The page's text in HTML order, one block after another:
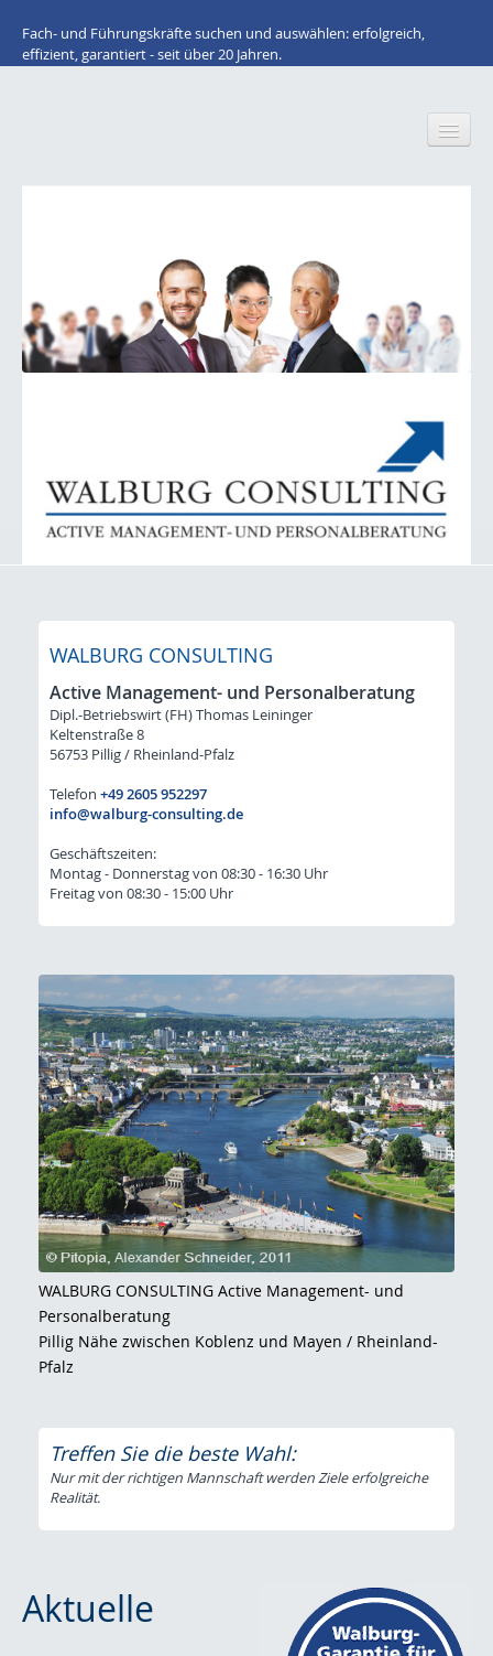
Fach- und Führungskräfte suchen und auswählen: erfolgreich,
effizient, garantiert - seit über 20 Jahren.
Für Arbeitnehmer: STELLENANGEBOTE
Lacke / Farben / Druckfarben / Inkjet
Initiativ-Bewerbung
Bauchemie
Kunststoffe / Elastomere
Kontakt & Anfahrt
WALBURG CONSULTING
Active Management- und Personalberatung
Dipl.-Betriebswirt (FH) Thomas Leininger
Keltenstraße 8
56753 Pillig / Rheinland-Pfalz
Telefon +49 2605 952297
info@walburg-consulting.de
Geschäftszeiten:
Montag - Donnerstag von 08:30 - 16:30 Uhr
Freitag von 08:30 - 15:00 Uhr
WALBURG CONSULTING Active Management- und
Personalberatung
Pillig Nähe zwischen Koblenz und Mayen / Rheinland-
Pfalz
Treffen Sie die beste Wahl:
Nur mit der richtigen Mannschaft werden Ziele erfolgreiche
Realität.
Aktuelle